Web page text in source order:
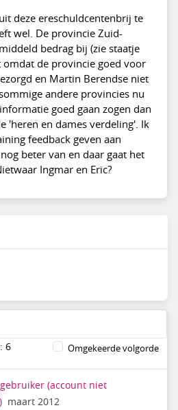
deze ereschuldcentenbrij te
wel. De provincie Zuid-
bedrag bij (zie staatje
de provincie goed voor
en Martin Berendse niet
andere provincies nu
goed gaan zogen dan
'heren en dames verdeling'. Ik
feedback geven aan
beter van en daar gaat het
Ingmar en Eric?
6
Omgekeerde volgorde
(account niet
maart 2012